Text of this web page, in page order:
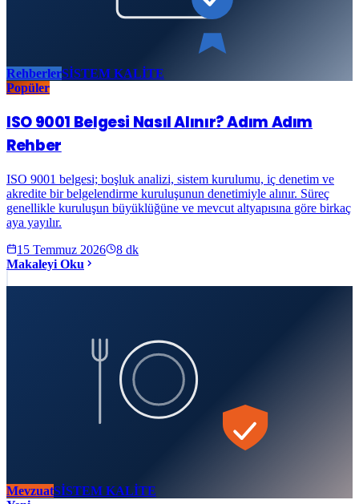
RehberlerSİSTEM KALİTE
Popüler
ISO 9001 Belgesi Nasıl Alınır? Adım Adım
Rehber
ISO 9001 belgesi; boşluk analizi, sistem kurulumu, iç denetim ve
akredite bir belgelendirme kuruluşunun denetimiyle alınır. Süreç
genellikle kuruluşun büyüklüğüne ve mevcut altyapısına göre birkaç
aya yayılır.
15 Temmuz 2026
8 dk
Makaleyi Oku
MevzuatSİSTEM KALİTE